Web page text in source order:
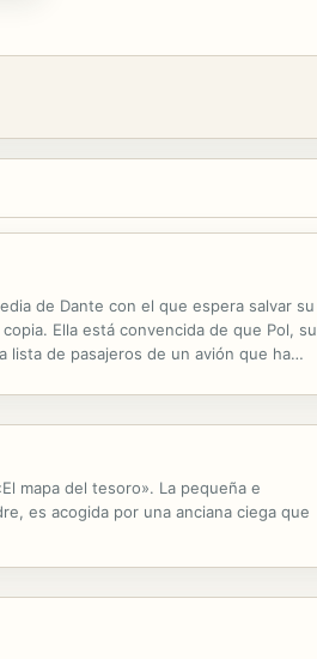
de Dante con el que espera salvar su
Ella está convencida de que Pol, su
lista de pasajeros de un avión que ha
mapa del tesoro». La pequeña e
es acogida por una anciana ciega que